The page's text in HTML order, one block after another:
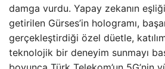
damga vurdu. Yapay zekanın
getirilen Gürses’in hologramı,
gerçekleştirdiği özel düetle,
teknolojik bir deneyim sunmayı